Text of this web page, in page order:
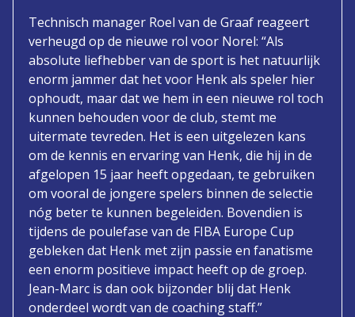
Technisch manager Roel van de Graaf reageert
verheugd op de nieuwe rol voor Norel: “Als
absolute liefhebber van de sport is het natuurlijk
enorm jammer dat het voor Henk als speler hier
ophoudt, maar dat we hem in een nieuwe rol toch
kunnen behouden voor de club, stemt me
uitermate tevreden. Het is een uitgelezen kans
om de kennis en ervaring van Henk, die hij in de
afgelopen 15 jaar heeft opgedaan, te gebruiken
om vooral de jongere spelers binnen de selectie
nóg beter te kunnen begeleiden. Bovendien is
tijdens de poulefase van de FIBA Europe Cup
gebleken dat Henk met zijn passie en fanatisme
een enorm positieve impact heeft op de groep.
Jean-Marc is dan ook bijzonder blij dat Henk
onderdeel wordt van de coaching staff.”